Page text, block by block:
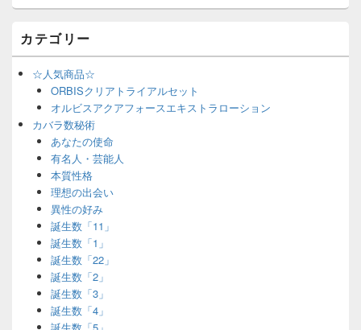
カテゴリー
☆人気商品☆
ORBISクリアトライアルセット
オルビスアクアフォースエキストラローション
カバラ数秘術
あなたの使命
有名人・芸能人
本質性格
理想の出会い
異性の好み
誕生数「11」
誕生数「1」
誕生数「22」
誕生数「2」
誕生数「3」
誕生数「4」
誕生数「5」